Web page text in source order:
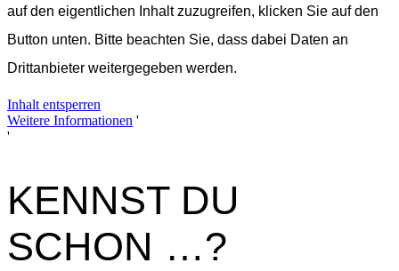
auf den eigentlichen Inhalt zuzugreifen, klicken Sie auf den
Button unten. Bitte beachten Sie, dass dabei Daten an
Drittanbieter weitergegeben werden.
Inhalt entsperren
Weitere Informationen '
'
KENNST DU
SCHON …?